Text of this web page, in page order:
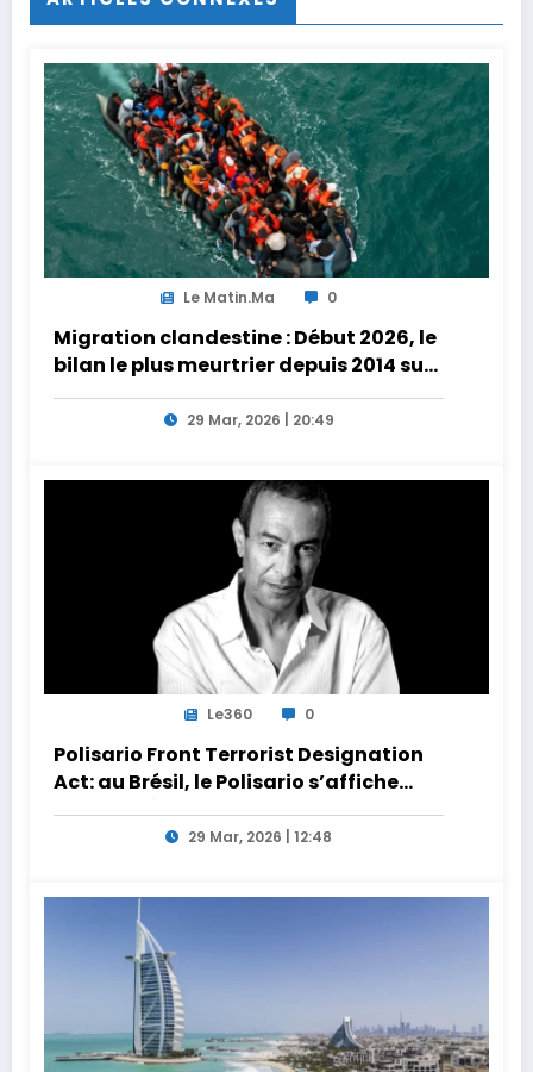
Le Matin.ma 0
Migration clandestine : Début 2026, le
bilan le plus meurtrier depuis 2014 sur
les côtes de l’Afrique du Nord
29 Mar, 2026 | 20:49
Le360 0
Polisario Front Terrorist Designation
Act: au Brésil, le Polisario s’affiche
dans la nébuleuse pro-Iran
29 Mar, 2026 | 12:48